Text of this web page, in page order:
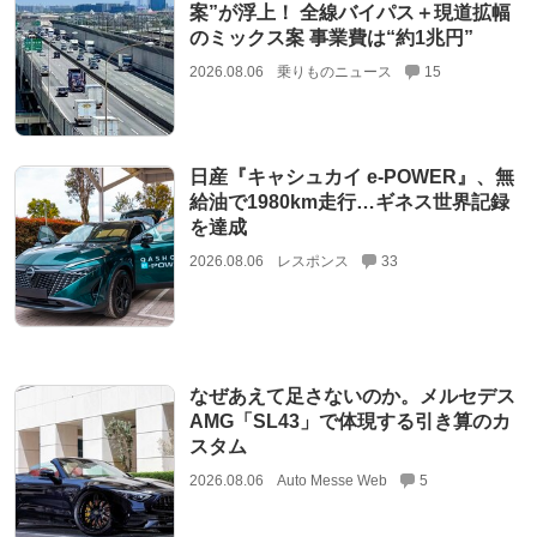
案”が浮上！ 全線バイパス＋現道拡幅
のミックス案 事業費は“約1兆円”
2026.08.06 乗りものニュース 15
日産『キャシュカイ e-POWER』、無
給油で1980km走行…ギネス世界記録
を達成
2026.08.06 レスポンス 33
なぜあえて足さないのか。メルセデス
AMG「SL43」で体現する引き算のカ
スタム
2026.08.06 Auto Messe Web 5